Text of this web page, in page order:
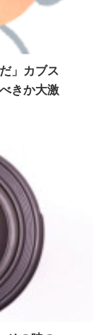
」カブス
きか大激